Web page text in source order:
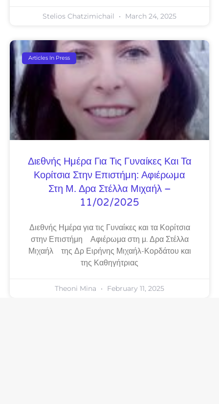
Stelios Chatzimichail March 24, 2025
Articles In Press
Διεθνής Ημέρα Για Τις Γυναίκες Και Τα
Κορίτσια Στην Επιστήμη: Αφιέρωμα
Στη Μ. Δρα Στέλλα Μιχαήλ –
11/02/2025
Διεθνής Ημέρα για τις Γυναίκες και τα Κορίτσια
στην Επιστήμη Αφιέρωμα στη μ. Δρα Στέλλα
Μιχαήλ της Δρ Ειρήνης Μιχαήλ-Κορδάτου και
της Καθηγήτριας
Theoni Mina February 11, 2025